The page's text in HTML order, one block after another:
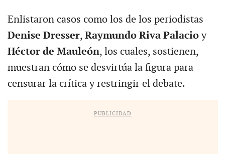
Enlistaron casos como los de los periodistas
Denise Dresser, Raymundo Riva Palacioy
Héctor de Mauleón, los cuales, sostienen,
muestran cómo se desvirtúa la figura para
censurar la crítica y restringir el debate.
PUBLICIDAD